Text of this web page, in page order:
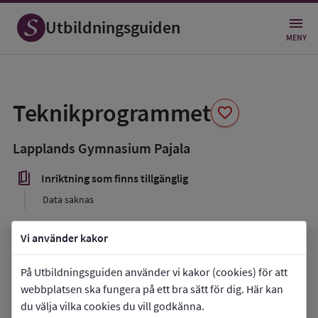
Vi använder kakor
På Utbildningsguiden använder vi kakor (cookies) för att
webbplatsen ska fungera på ett bra sätt för dig. Här kan
du välja vilka cookies du vill godkänna.
Utbildningsguiden MENY
Teknikprogrammet favorite
som
favorit
Lapplands Gymnasium Pajala
book_5 Inriktning som finns tillgänglig
Data saknas
Gå tillLapplands Gymnasium Pajalaarrow_forward
Mina favoriterfavorite